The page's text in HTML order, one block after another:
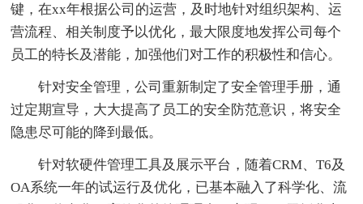
键，在xx年根据公司的运营，及时地针对组织架构、运
营流程、相关制度予以优化，最大限度地发挥公司每个
员工的特长及潜能，加强他们对工作的积极性和信心。
针对安全管理，公司重新制定了安全管理手册，通
过定期宣导，大大提高了员工的安全防范意识，将安全
隐患尽可能的降到最低。
针对软硬件管理工具及展示平台，随着CRM、T6及
OA系统一年的试运行及优化，已基本融入了科学化、流